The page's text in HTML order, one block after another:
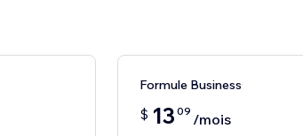
Formule Business
$ 13 09 /mois